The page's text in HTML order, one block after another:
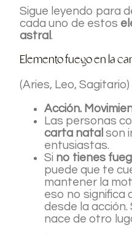
Sigue leyendo para
cada uno de estos
astral.
Elemento fuego en la
(Aries, Leo, Sagitario)
Acción.
Las personas
carta natal son
entusiastas.
Si no tienes
puede que te
mantener la
eso no significa
desde la acción.
nace de otro